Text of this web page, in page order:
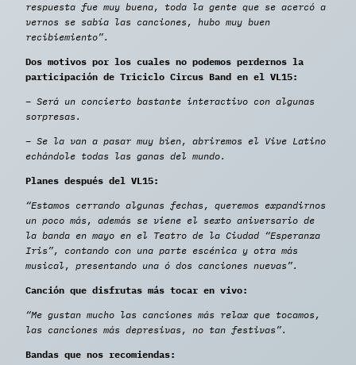
respuesta fue muy buena, toda la gente que se acercó a
vernos se sabía las canciones, hubo muy buen
recibiemiento”.
Dos motivos por los cuales no podemos perdernos la
participación de Triciclo Circus Band en el VL15:
– Será un concierto bastante interactivo con algunas
sorpresas.
– Se la van a pasar muy bien, abriremos el Vive Latino
echándole todas las ganas del mundo.
Planes después del VL15:
“Estamos cerrando algunas fechas, queremos expandirnos
un poco más, además se viene el sexto aniversario de
la banda en mayo en el Teatro de la Ciudad “Esperanza
Iris”, contando con una parte escénica y otra más
musical, presentando una ó dos canciones nuevas”.
Canción que disfrutas más tocar en vivo:
“Me gustan mucho las canciones más relax que tocamos,
las canciones más depresivas, no tan festivas”.
Bandas que nos recomiendas: